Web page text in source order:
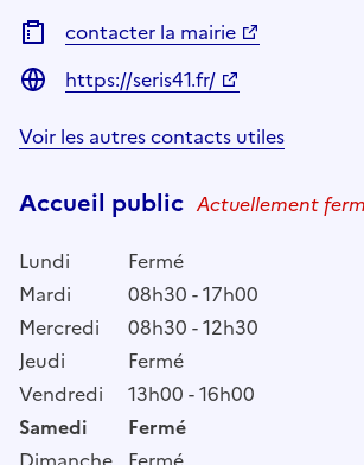
contacter la mairie
https://seris41.fr/
Voir les autres contacts utiles
Accueil public Actuellement
Lundi
Fermé
Mardi
08h30 - 17h00
Mercredi
08h30 - 12h30
Jeudi
Fermé
Vendredi
13h00 - 16h00
Samedi
Fermé